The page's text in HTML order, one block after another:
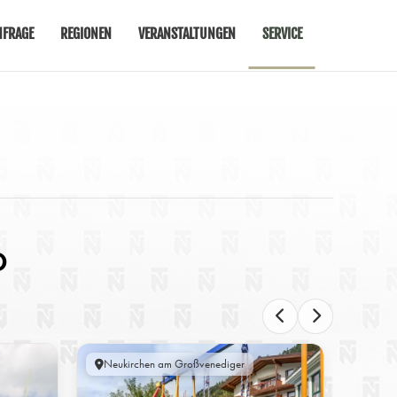
REGIONEN VERANSTALTUNGEN SERVICE
Neukirchen am Großvenediger